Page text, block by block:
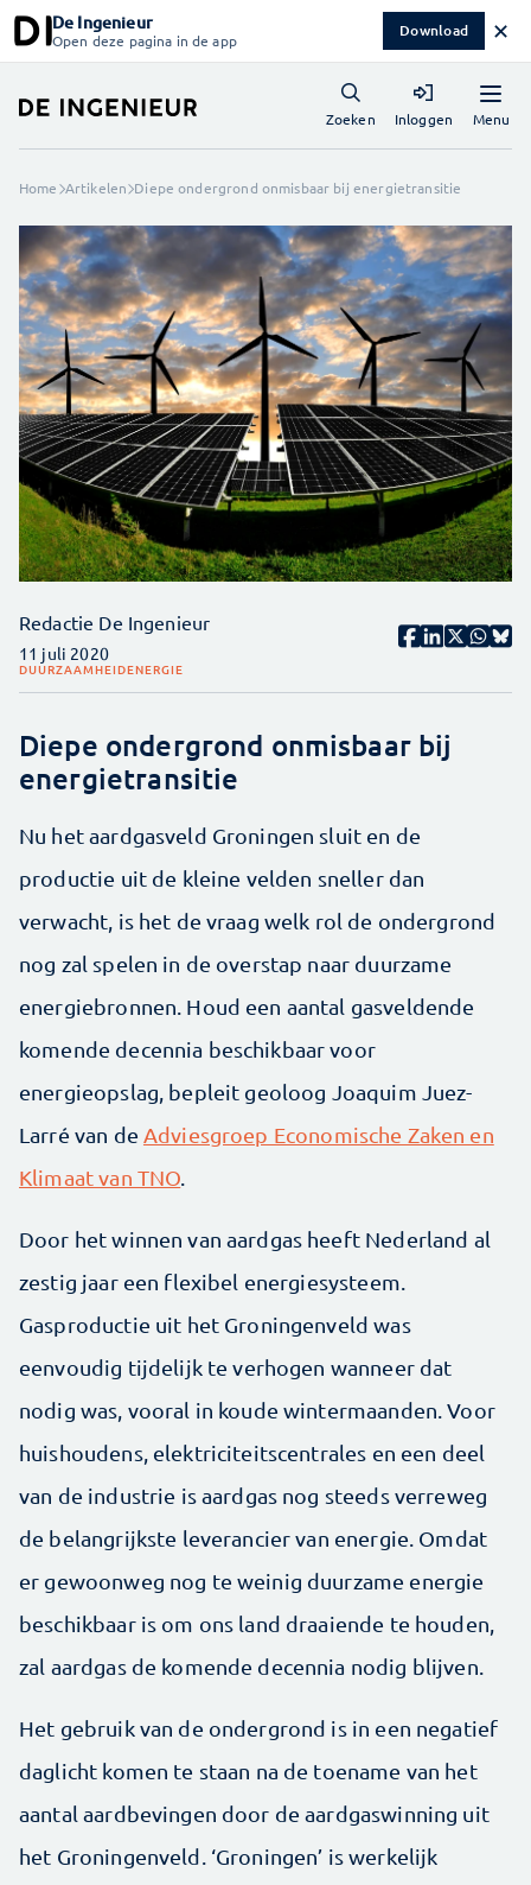
De Ingenieur
Open deze pagina in de app Download ✕
Menu
Zoeken Inloggen
Home Artikelen Diepe ondergrond onmisbaar bij energietransitie
Redactie De Ingenieur
11 juli 2020
DUURZAAMHEIDENERGIE
Diepe ondergrond onmisbaar bij
energietransitie
Nu het aardgasveld Groningen sluit en de
productie uit de kleine velden sneller dan
verwacht, is het de vraag welk rol de ondergrond
nog zal spelen in de overstap naar duurzame
energiebronnen. Houd een aantal gasveldende
komende decennia beschikbaar voor
energieopslag, bepleit geoloog Joaquim Juez-
Larré van de Adviesgroep Economische Zaken en
Klimaat van TNO
Door het winnen van aardgas heeft Nederland al
zestig jaar een flexibel energiesysteem.
Gasproductie uit het Groningenveld was
eenvoudig tijdelijk te verhogen wanneer dat
nodig was, vooral in koude wintermaanden. Voor
huishoudens, elektriciteitscentrales en een deel
van de industrie is aardgas nog steeds verreweg
de belangrijkste leverancier van energie. Omdat
er gewoonweg nog te weinig duurzame energie
beschikbaar is om ons land draaiende te houden,
zal aardgas de komende decennia nodig blijven.
Het gebruik van de ondergrond is in een negatief
daglicht komen te staan na de toename van het
aantal aardbevingen door de aardgaswinning uit
het Groningenveld. ‘Groningen’ is werkelijk